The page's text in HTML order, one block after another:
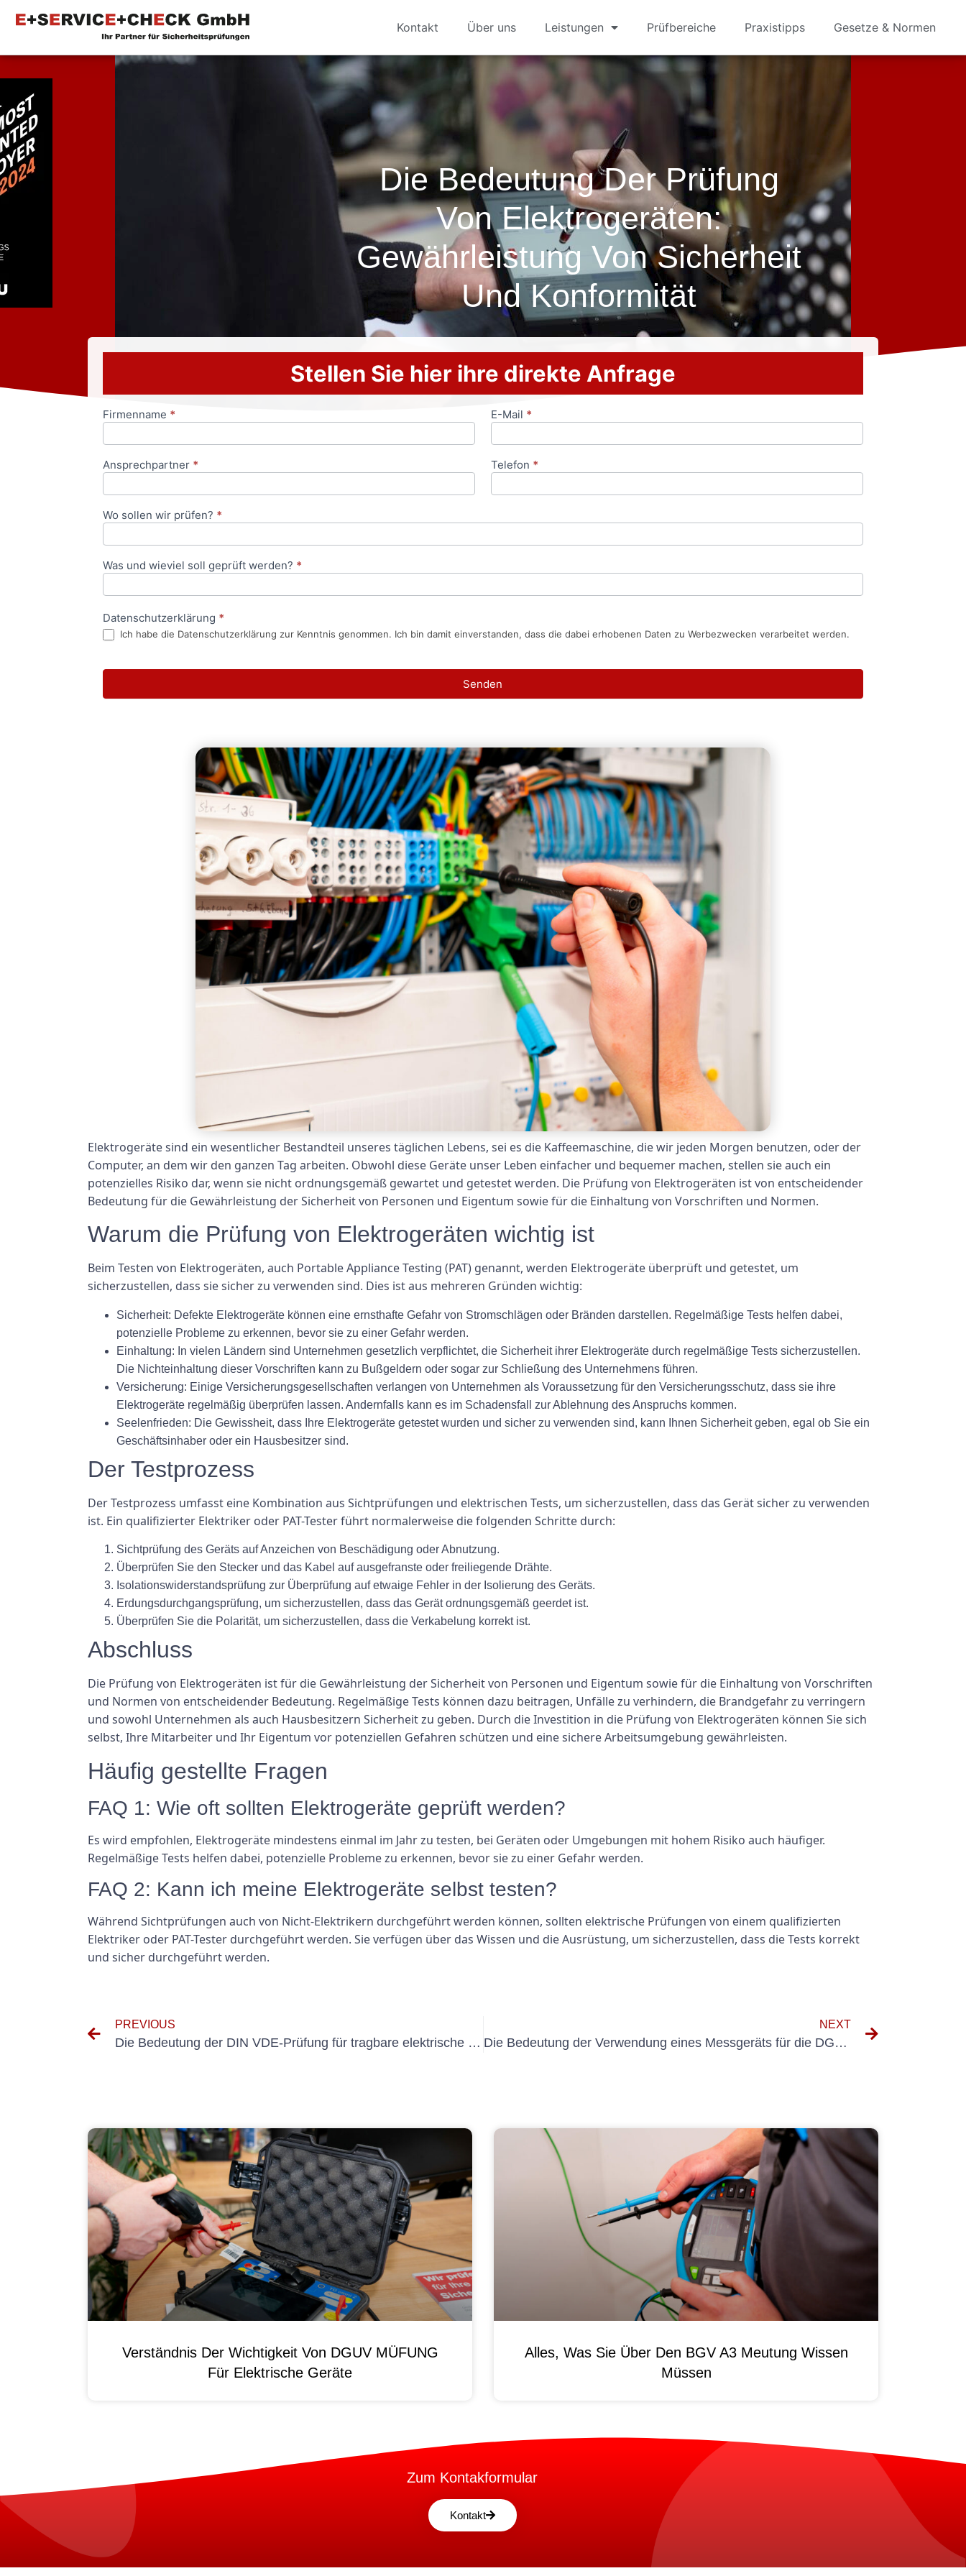
Kontakt Über uns Leistungen Prüfbereiche Praxistipps Gesetze & Normen
Die Bedeutung Der Prüfung
Von Elektrogeräten:
Gewährleistung Von Sicherheit
Und Konformität
Stellen Sie hier ihre direkte Anfrage
Anfrageformular
Firmenname * E-Mail *
Ansprechpartner * Telefon *
Wo sollen wir prüfen? *
Was und wieviel soll geprüft werden? *
Datenschutzerklärung *
Ich habe die Datenschutzerklärung zur Kenntnis genommen. Ich bin damit einverstanden, dass die dabei erhobenen Daten zu Werbezwecken verarbeitet werden.
Senden
Elektrogeräte sind ein wesentlicher Bestandteil unseres täglichen Lebens, sei es die Kaffeemaschine, die wir jeden Morgen benutzen, oder der
Computer, an dem wir den ganzen Tag arbeiten. Obwohl diese Geräte unser Leben einfacher und bequemer machen, stellen sie auch ein
potenzielles Risiko dar, wenn sie nicht ordnungsgemäß gewartet und getestet werden. Die Prüfung von Elektrogeräten ist von entscheidender
Bedeutung für die Gewährleistung der Sicherheit von Personen und Eigentum sowie für die Einhaltung von Vorschriften und Normen.
Warum die Prüfung von Elektrogeräten wichtig ist
Beim Testen von Elektrogeräten, auch Portable Appliance Testing (PAT) genannt, werden Elektrogeräte überprüft und getestet, um
sicherzustellen, dass sie sicher zu verwenden sind. Dies ist aus mehreren Gründen wichtig:
Sicherheit: Defekte Elektrogeräte können eine ernsthafte Gefahr von Stromschlägen oder Bränden darstellen. Regelmäßige Tests helfen dabei,
potenzielle Probleme zu erkennen, bevor sie zu einer Gefahr werden.
Einhaltung: In vielen Ländern sind Unternehmen gesetzlich verpflichtet, die Sicherheit ihrer Elektrogeräte durch regelmäßige Tests sicherzustellen.
Die Nichteinhaltung dieser Vorschriften kann zu Bußgeldern oder sogar zur Schließung des Unternehmens führen.
Versicherung: Einige Versicherungsgesellschaften verlangen von Unternehmen als Voraussetzung für den Versicherungsschutz, dass sie ihre
Elektrogeräte regelmäßig überprüfen lassen. Andernfalls kann es im Schadensfall zur Ablehnung des Anspruchs kommen.
Seelenfrieden: Die Gewissheit, dass Ihre Elektrogeräte getestet wurden und sicher zu verwenden sind, kann Ihnen Sicherheit geben, egal ob Sie ein
Geschäftsinhaber oder ein Hausbesitzer sind.
Der Testprozess
Der Testprozess umfasst eine Kombination aus Sichtprüfungen und elektrischen Tests, um sicherzustellen, dass das Gerät sicher zu verwenden
ist. Ein qualifizierter Elektriker oder PAT-Tester führt normalerweise die folgenden Schritte durch:
Sichtprüfung des Geräts auf Anzeichen von Beschädigung oder Abnutzung.
Überprüfen Sie den Stecker und das Kabel auf ausgefranste oder freiliegende Drähte.
Isolationswiderstandsprüfung zur Überprüfung auf etwaige Fehler in der Isolierung des Geräts.
Erdungsdurchgangsprüfung, um sicherzustellen, dass das Gerät ordnungsgemäß geerdet ist.
Überprüfen Sie die Polarität, um sicherzustellen, dass die Verkabelung korrekt ist.
Abschluss
Die Prüfung von Elektrogeräten ist für die Gewährleistung der Sicherheit von Personen und Eigentum sowie für die Einhaltung von Vorschriften
und Normen von entscheidender Bedeutung. Regelmäßige Tests können dazu beitragen, Unfälle zu verhindern, die Brandgefahr zu verringern
und sowohl Unternehmen als auch Hausbesitzern Sicherheit zu geben. Durch die Investition in die Prüfung von Elektrogeräten können Sie sich
selbst, Ihre Mitarbeiter und Ihr Eigentum vor potenziellen Gefahren schützen und eine sichere Arbeitsumgebung gewährleisten.
Häufig gestellte Fragen
FAQ 1: Wie oft sollten Elektrogeräte geprüft werden?
Es wird empfohlen, Elektrogeräte mindestens einmal im Jahr zu testen, bei Geräten oder Umgebungen mit hohem Risiko auch häufiger.
Regelmäßige Tests helfen dabei, potenzielle Probleme zu erkennen, bevor sie zu einer Gefahr werden.
FAQ 2: Kann ich meine Elektrogeräte selbst testen?
Während Sichtprüfungen auch von Nicht-Elektrikern durchgeführt werden können, sollten elektrische Prüfungen von einem qualifizierten
Elektriker oder PAT-Tester durchgeführt werden. Sie verfügen über das Wissen und die Ausrüstung, um sicherzustellen, dass die Tests korrekt
und sicher durchgeführt werden.
PREVIOUS
Die Bedeutung der DIN VDE-Prüfung für tragbare elektrische Geräte verstehen
NEXT
Die Bedeutung der Verwendung eines Messgeräts für die DGUV V3-Prüfung in der Arbeitssicherheit
Verständnis Der Wichtigkeit Von DGUV MÜFUNG
Für Elektrische Geräte
Alles, Was Sie Über Den BGV A3 Meutung Wissen
Müssen
Zum Kontakformular
Kontakt